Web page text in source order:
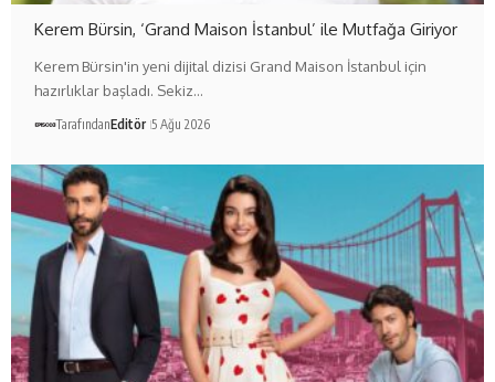
Kerem Bürsin, ‘Grand Maison İstanbul’ ile Mutfağa Giriyor
Kerem Bürsin'in yeni dijital dizisi Grand Maison İstanbul için
hazırlıklar başladı. Sekiz…
TarafındanEditör 5 Ağu 2026